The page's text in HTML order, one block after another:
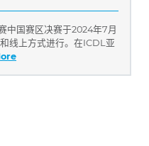
中国赛区决赛于2024年7月
线上方式进行。在ICDL亚